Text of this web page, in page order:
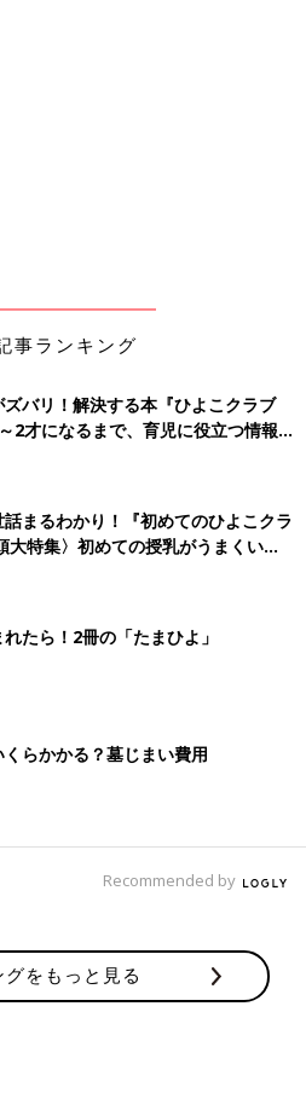
事ランキング
バリ！解決する本『ひよこクラブ
才になるまで、育児に役立つ情報が
まるわかり！『初めてのひよこクラ
大特集〉初めての授乳がうまくい
ミルクの基本と夏のトラブル 解決テ
たら！2冊の「たまひよ」
らかかる？墓じまい費用
Recommended by
をもっと見る